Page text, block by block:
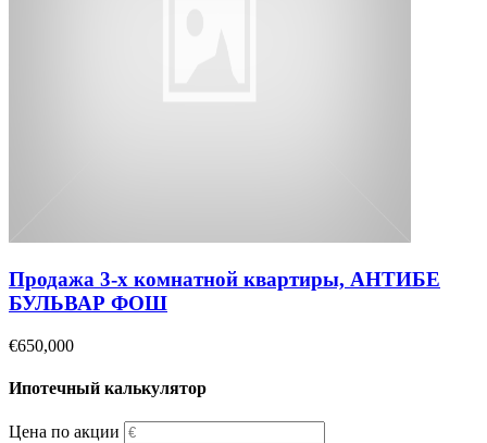
Продажа 3-х комнатной квартиры, АНТИБЕ
БУЛЬВАР ФОШ
€650,000
Ипотечный калькулятор
Цена по акции